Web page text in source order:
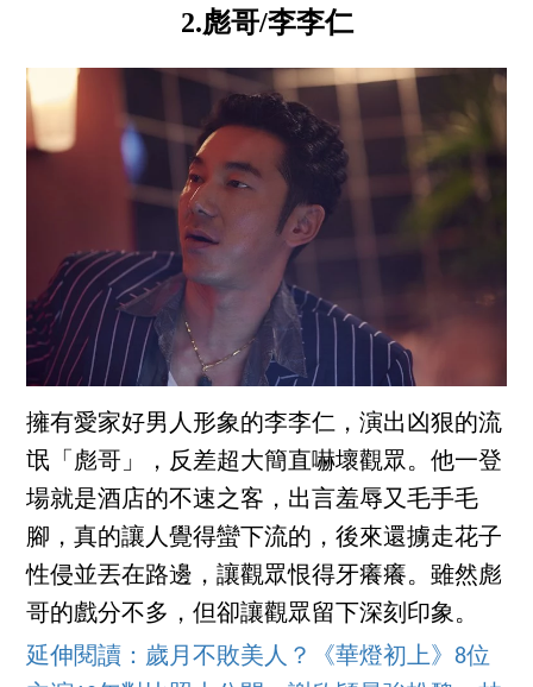
2.彪哥/李李仁
擁有愛家好男人形象的李李仁，演出凶狠的流
氓「彪哥」，反差超大簡直嚇壞觀眾。他一登
場就是酒店的不速之客，出言羞辱又毛手毛
腳，真的讓人覺得蠻下流的，後來還擄走花子
性侵並丟在路邊，讓觀眾恨得牙癢癢。雖然彪
哥的戲分不多，但卻讓觀眾留下深刻印象。
延伸閱讀：歲月不敗美人？《華燈初上》8位